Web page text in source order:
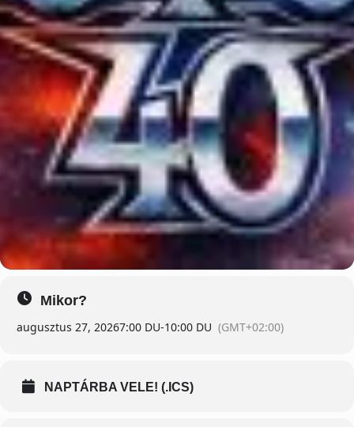
Mikor?
augusztus 27, 20267:00 DU-10:00 DU (GMT+02:00)
NAPTÁRBA VELE! (.ICS)